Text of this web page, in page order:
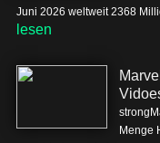
Juni 2026 weltweit 2368
lesen
Menge